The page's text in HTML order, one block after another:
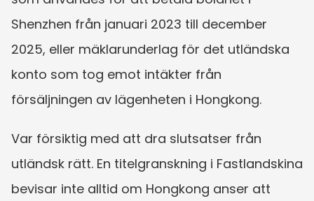
Shenzhen från januari 2023 till december
2025, eller mäklarunderlag för det utländska
konto som tog emot intäkter från
försäljningen av lägenheten i Hongkong.
Var försiktig med att dra slutsatser från
utländsk rätt. En titelgranskning i Fastlandskina
bevisar inte alltid om Hongkong anser att